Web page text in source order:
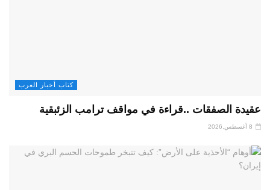
كتاب أخبار العرب
عقيدة الصفقات ..قراءة في مواقف ترامب الزئبقية